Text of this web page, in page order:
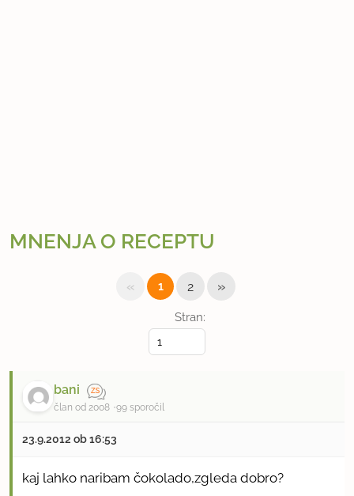
MNENJA O RECEPTU
Stran:
« 1 2 »
bani
član od 2008 99 sporočil
23.9.2012 ob 16:53
kaj lahko naribam čokolado,zgleda dobro?